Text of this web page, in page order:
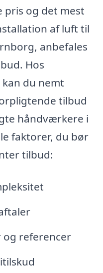
pris og det mest
af luft til
anbefales
Hos
du nemt
tilbud
håndværkere i
faktorer, du bør
tilbud:
og referencer